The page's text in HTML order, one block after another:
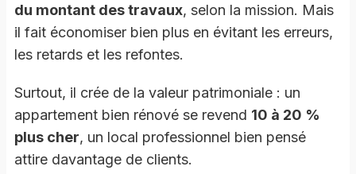
du montant des travaux, selon la mission. Mais
il fait économiser bien plus en évitant les erreurs,
les retards et les refontes.
Surtout, il crée de la valeur patrimoniale : un
appartement bien rénové se revend 10 à 20 %
plus cher, un local professionnel bien pensé
attire davantage de clients.